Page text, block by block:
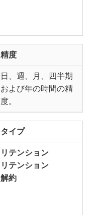
精度
日、週、月、四半期
および年の時間の精
度。
タイプ
リテンション
リテンション
解約​